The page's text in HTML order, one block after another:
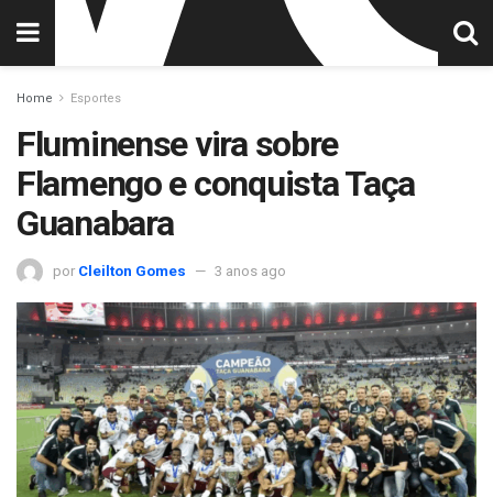
Home Esportes
Fluminense vira sobre
Flamengo e conquista Taça
Guanabara
por Cleilton Gomes 3 anos ago